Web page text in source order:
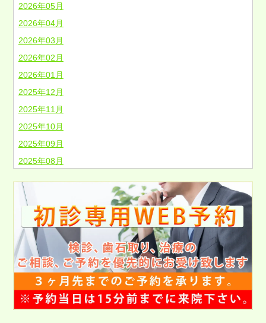
2026年05月
2026年04月
2026年03月
2026年02月
2026年01月
2025年12月
2025年11月
2025年10月
2025年09月
2025年08月
2025年06月
2025年05月
2025年04月
2025年03月
2025年02月
2025年01月
2024年12月